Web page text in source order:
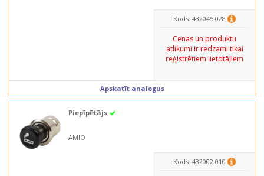
Kods: 432045.028
Cenas un produktu
atlikumi ir redzami tikai
reģistrētiem lietotājiem
Apskatīt analogus
Piepīpētājs
AMIO
Kods: 432002.010